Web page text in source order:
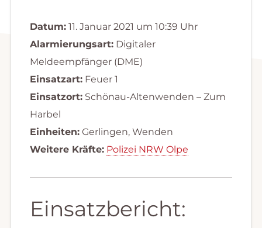
Datum:11. Januar 2021 um 10:39 Uhr
Alarmierungsart:Digitaler
Meldeempfänger (DME)
Einsatzart:Feuer 1
Einsatzort:Schönau-Altenwenden – Zum
Harbel
Einheiten:Gerlingen, Wenden
Weitere Kräfte: Polizei NRW Olpe
Einsatzbericht: